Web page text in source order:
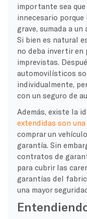
importante sea
innecesario
grave, sumada a
Si bien es natural
no deba invertir
imprevistas.
automovilísticos
individualmente,
con un seguro de
Además, existe la
extendidas son
comprar un
garantía. Sin
contratos de
para cubrir las
garantías del
una mayor